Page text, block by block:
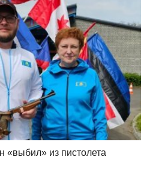
«выбил» из пистолета